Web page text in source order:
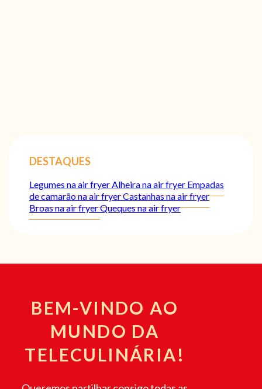
DESTAQUES
Legumes na air fryerAlheira na air fryer Empadas
de camarão na air fryerCastanhas na air fryer
Broas na air fryerQueques na air fryer
BEM-VINDO AO
MUNDO DA
TELECULINÁRIA!